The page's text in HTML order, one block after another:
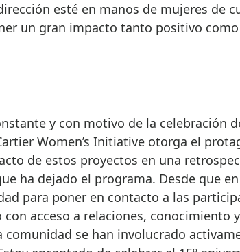
esté en manos de mujeres de
un gran impacto tanto positivo como
y con motivo de la celebración
Women’s Initiative otorga el
de estos proyectos en una
ha dejado el programa. Desde que
para poner en contacto a las
acceso a relaciones, conocimiento
comunidad se han involucrado